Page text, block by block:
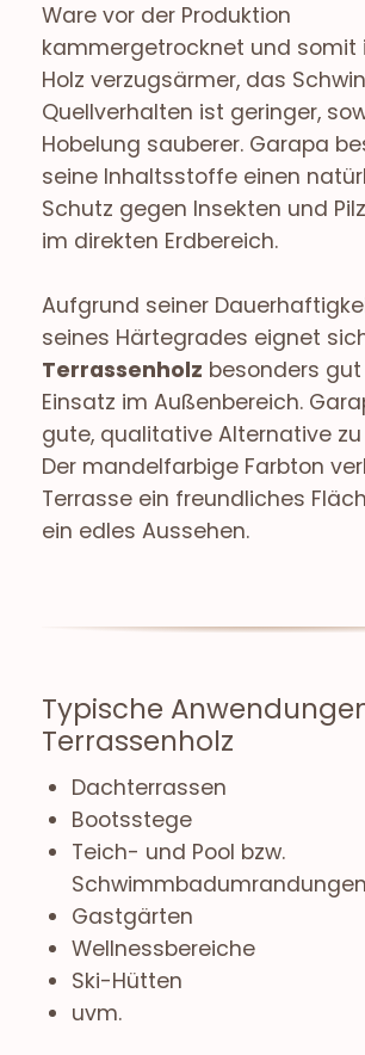
Ware vor der Produktion
kammergetrocknet und somit
Holz verzugsärmer, das
Quellverhalten ist geringer,
Hobelung sauberer. Garapa
seine Inhaltsstoffe einen
Schutz gegen Insekten und
im direkten Erdbereich.
Aufgrund seiner
seines Härtegrades eignet
Terrassenholz besonders
Einsatz im Außenbereich.
gute, qualitative Alternative zu
Der mandelfarbige Farbton
Terrasse ein freundliches
ein edles Aussehen.
Typische
Terrassenholz
Dachterrassen
Bootsstege
Teich- und Pool bzw.
Schwimmbadumrandungen
Gastgärten
Wellnessbereiche
Ski-Hütten
uvm.